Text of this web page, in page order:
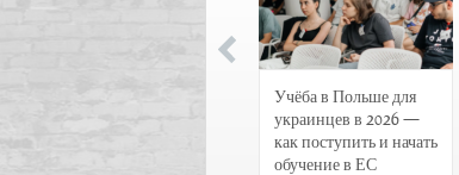
Учёба в Польше для
украинцев в 2026 —
как поступить и начать
обучение в ЕС